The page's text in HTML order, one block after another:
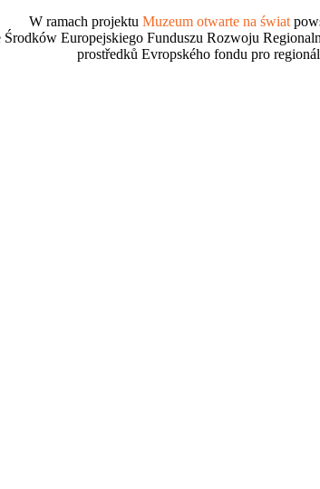
W ramach projektu Muzeum otwarte na świat
Środków Europejskiego Funduszu Rozwoju
prostředků Evropského fondu pro